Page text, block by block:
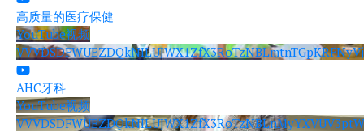
高质量的医疗保健
YouTube视频
AHC牙科
YouTube视频